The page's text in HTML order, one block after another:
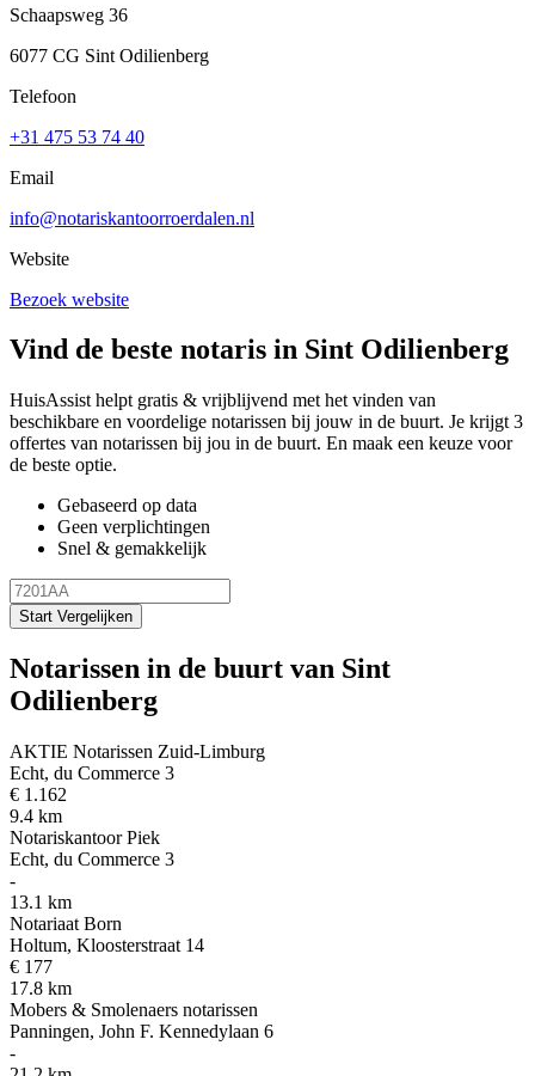
Schaapsweg 36
6077 CG Sint Odilienberg
Telefoon
+31 475 53 74 40
Email
info@notariskantoorroerdalen.nl
Website
Bezoek website
Vind de beste notaris in Sint Odilienberg
HuisAssist helpt gratis & vrijblijvend met het vinden van
beschikbare en voordelige notarissen bij jouw in de buurt. Je krijgt 3
offertes van notarissen bij jou in de buurt. En maak een keuze voor
de beste optie.
Gebaseerd op data
Geen verplichtingen
Snel & gemakkelijk
Start Vergelijken
Notarissen in de buurt van Sint
Odilienberg
AKTIE Notarissen Zuid-Limburg
Echt, du Commerce 3
€ 1.162
9.4 km
Notariskantoor Piek
Echt, du Commerce 3
-
13.1 km
Notariaat Born
Holtum, Kloosterstraat 14
€ 177
17.8 km
Mobers & Smolenaers notarissen
Panningen, John F. Kennedylaan 6
-